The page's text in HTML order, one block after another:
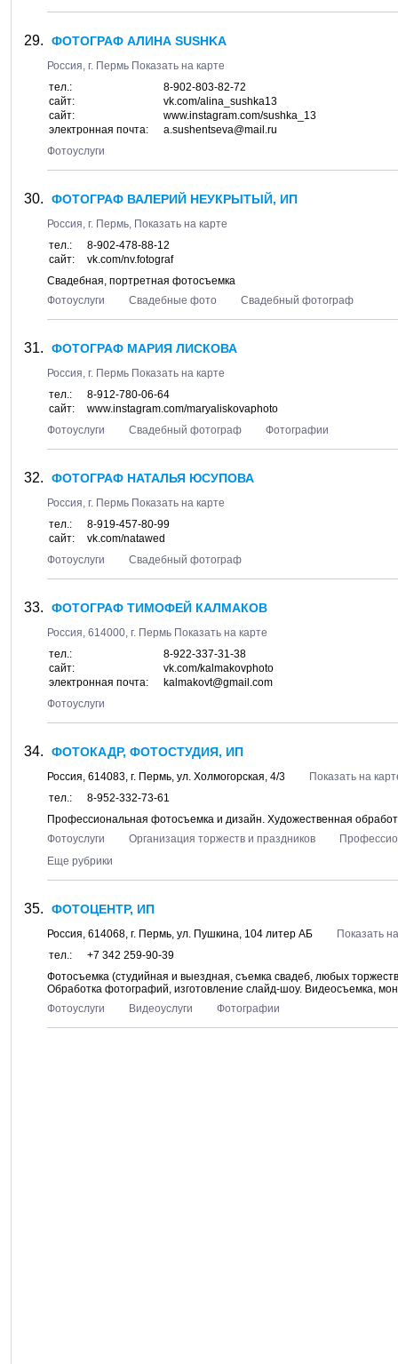
ФОТОГРАФ АЛИНА SUSHKA
Россия, г. Пермь Показать на карте
тел.:
8-902-803-82-72
сайт:
vk.com/alina_sushka13
сайт:
www.instagram.com/sushka_13
электронная почта:
a.sushentseva@mail.ru
Фотоуслуги
ФОТОГРАФ ВАЛЕРИЙ НЕУКРЫТЫЙ, ИП
Россия, г. Пермь, Показать на карте
тел.:
8-902-478-88-12
сайт:
vk.com/nv.fotograf
Свадебная, портретная фотосъемка
Фотоуслуги
Свадебные фото Свадебный фотограф
ФОТОГРАФ МАРИЯ ЛИСКОВА
Россия, г. Пермь Показать на карте
тел.:
8-912-780-06-64
сайт:
www.instagram.com/maryaliskovaphoto
Фотоуслуги
Свадебный фотограф Фотографии
ФОТОГРАФ НАТАЛЬЯ ЮСУПОВА
Россия, г. Пермь Показать на карте
тел.:
8-919-457-80-99
сайт:
vk.com/natawed
Фотоуслуги
Свадебный фотограф
ФОТОГРАФ ТИМОФЕЙ КАЛМАКОВ
Россия, 614000, г. Пермь Показать на карте
тел.:
8-922-337-31-38
сайт:
vk.com/kalmakovphoto
электронная почта:
kalmakovt@gmail.com
Фотоуслуги
ФОТОКАДР, ФОТОСТУДИЯ, ИП
Россия, 614083, г. Пермь, ул. Холмогорская, 4/3
Показать на
тел.:
8-952-332-73-61
Профессиональная фотосъемка и дизайн. Художественная
Фотоуслуги
Организация торжеств и праздников
Еще рубрики
ФОТОЦЕНТР, ИП
Россия, 614068, г. Пермь, ул. Пушкина, 104 литер АБ
Показать
тел.:
+7 342 259-90-39
Фотосъемка (студийная и выездная, съемка свадеб, любых
Обработка фотографий, изготовление слайд-шоу. Видеосъемка,
Фотоуслуги
Видеоуслуги Фотографии